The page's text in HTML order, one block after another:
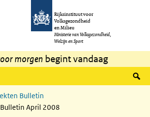
inhoud gaan
Rijksinstituut voor
Volksgezondheid
en Milieu
Ministerie van Volksgezondheid,
Welzijn en Sport
morgen begint vandaag
Bulletin
April 2008